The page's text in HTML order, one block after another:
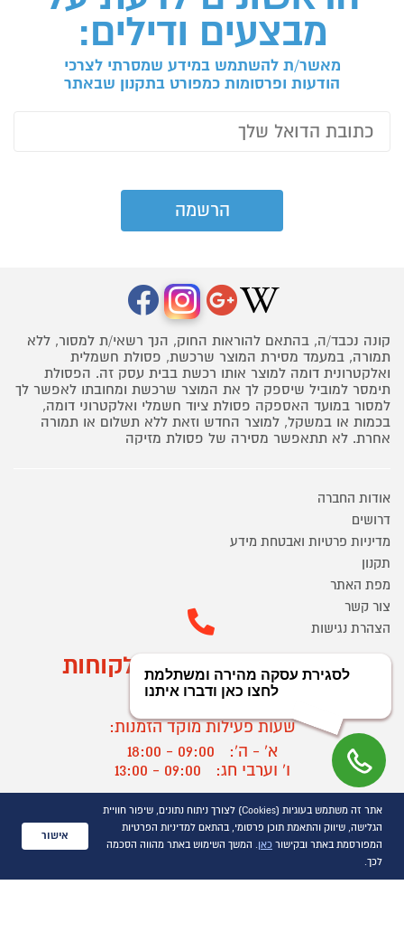
מבצעים ודילים:
מאשר/ת להשתמש במידע שמסרתי לצרכי
הודעות ופרסומות כמפורט בתקנון שבאתר
קונה נכבד/ה, בהתאם להוראות החוק, הנך רשאי/ת למסור, ללא
תמורה, במעמד מסירת המוצר שרכשת, פסולת חשמלית
ואלקטרונית דומה למוצר אותו רכשת בבית עסק זה. הפסולת
תימסר למוביל שיספק לך את המוצר שרכשת ומחובתו לאפשר לך
למסור במועד האספקה פסולת ציוד חשמלי ואלקטרוני דומה,
בכמות או במשקל, למוצר החדש וזאת ללא תשלום או תמורה
אחרת. לא תתאפשר מסירה של פסולת מזיקה
אודות החברה
דרושים
מדיניות פרטיות ואבטחת מידע
תקנון
מפת האתר
צור קשר
הצהרת נגישות
מוקד הזמנות ושירות לקוחות
03-9545370
שעות פעילות מוקד הזמנות:
א' - ה':
09:00 - 18:00
ו' וערבי חג:
09:00 - 13:00
שעות פעילות מוקד שירות לקוחות:
א' - ד':
09:00 - 16:30
ה :
09:00 - 16:00
אתר זה משתמש בעוגיות (Cookies) לצורך ניתוח נתונים, שיפור חוויית
הגלישה, שיווק והתאמת תוכן פרסומי, בהתאם למדיניות הפרטיות
המפורסמת באתר ובקישור כאן. המשך השימוש באתר מהווה הסכמה
לכך.
אישור